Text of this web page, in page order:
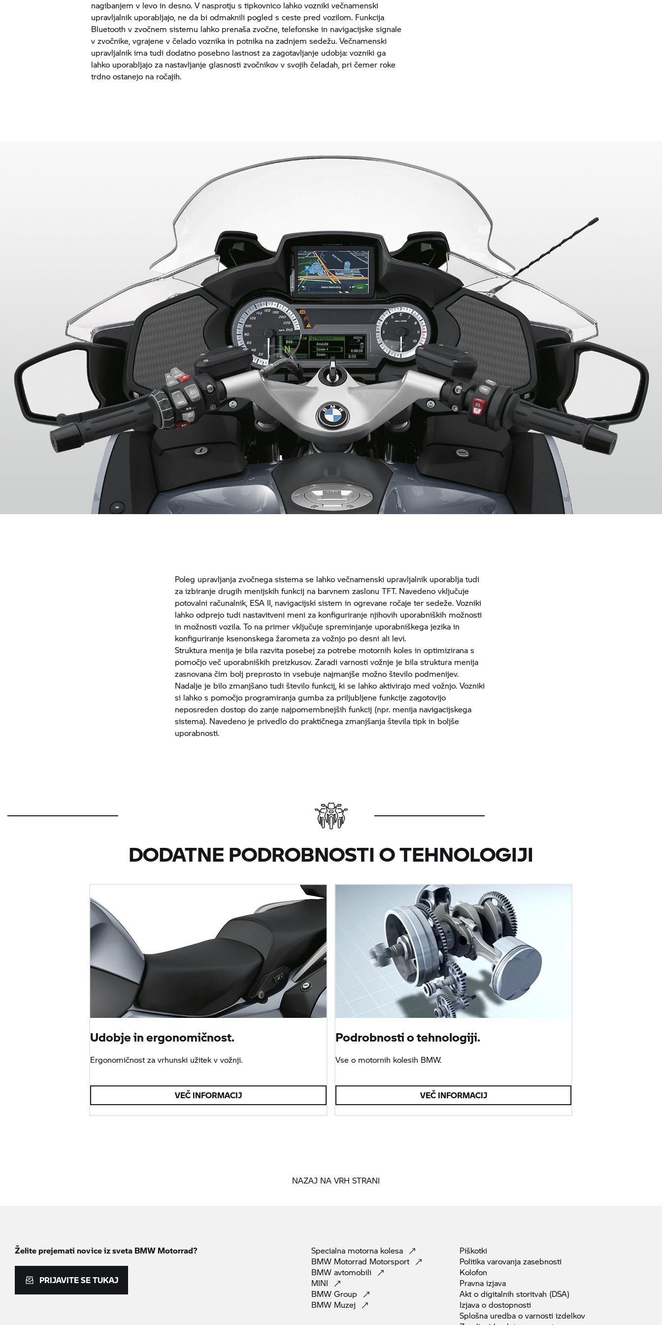
nagibanjem v levo in desno. V nasprotju s tipkovnico lahko vozniki večnamenski
upravljalnik uporabljajo, ne da bi odmaknili pogled s ceste pred vozilom. Funkcija
Bluetooth v zvočnem sistemu lahko prenaša zvočne, telefonske in navigacijske signale
v zvočnike, vgrajene v čelado voznika in potnika na zadnjem sedežu. Večnamenski
upravljalnik ima tudi dodatno posebno lastnost za zagotavljanje udobja: vozniki ga
lahko uporabljajo za nastavljanje glasnosti zvočnikov v svojih čeladah, pri čemer roke
trdno ostanejo na ročajih.
Poleg upravljanja zvočnega sistema se lahko večnamenski upravljalnik uporablja tudi
za izbiranje drugih menijskih funkcij na barvnem zaslonu TFT. Navedeno vključuje
potovalni računalnik, ESA II, navigacijski sistem in ogrevane ročaje ter sedeže. Vozniki
lahko odprejo tudi nastavitveni meni za konfiguriranje njihovih uporabniških možnosti
in možnosti vozila. To na primer vključuje spreminjanje uporabniškega jezika in
konfiguriranje ksenonskega žarometa za vožnjo po desni ali levi.
Struktura menija je bila razvita posebej za potrebe motornih koles in optimizirana s
pomočjo več uporabniških preizkusov. Zaradi varnosti vožnje je bila struktura menija
zasnovana čim bolj preprosto in vsebuje najmanjše možno število podmenijev.
Nadalje je bilo zmanjšano tudi število funkcij, ki se lahko aktivirajo med vožnjo. Vozniki
si lahko s pomočjo programiranja gumba za priljubljene funkcije zagotovijo
neposreden dostop do zanje najpomembnejših funkcij (npr. menija navigacijskega
sistema). Navedeno je privedlo do praktičnega zmanjšanja števila tipk in boljše
uporabnosti.
DODATNE PODROBNOSTI O TEHNOLOGIJI
Udobje in ergonomičnost.
Ergonomičnost za vrhunski užitek v vožnji.
VEČ INFORMACIJ
Podrobnosti o tehnologiji.
Vse o motornih kolesih BMW.
VEČ INFORMACIJ
NAZAJ NA VRH STRANI
Želite prejemati novice iz sveta BMW Motorrad?
PRIJAVITE SE TUKAJ
Specialna motorna kolesa
BMW Motorrad Motorsport
BMW avtomobili
MINI
BMW Group
BMW Muzej
Piškotki
Politika varovanja zasebnosti
Kolofon
Pravna izjava
Akt o digitalnih storitvah (DSA)
Izjava o dostopnosti
Splošna uredba o varnosti izdelkov